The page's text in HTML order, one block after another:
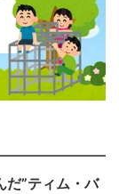
だ”ティム・バ